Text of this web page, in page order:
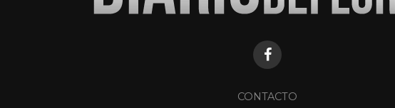
CONTACTO